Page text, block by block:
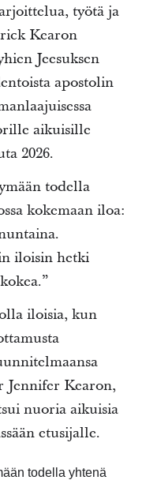
työtä ja
Kearon
Jeesuksen
apostolin
aikuisille
2026.
todella
kokemaan iloa:
iloisin hetki
iloisia, kun
Jennifer Kearon,
nuoria aikuisia
etusijalle.
todella yhtenä